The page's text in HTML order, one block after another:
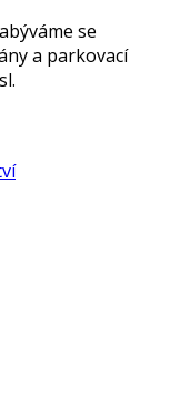
se
a parkovací